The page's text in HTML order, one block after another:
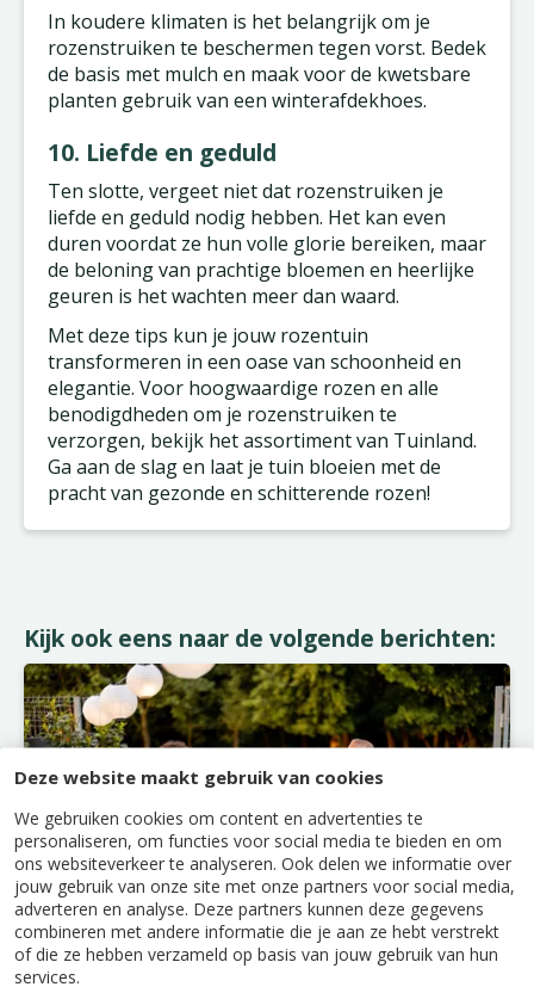
Deze website maakt gebruik van cookies
We gebruiken cookies om content en advertenties te
personaliseren, om functies voor social media te bieden en om
ons websiteverkeer te analyseren. Ook delen we informatie over
jouw gebruik van onze site met onze partners voor social media,
adverteren en analyse. Deze partners kunnen deze gegevens
combineren met andere informatie die je aan ze hebt verstrekt
of die ze hebben verzameld op basis van jouw gebruik van hun
services.
In koudere klimaten is het belangrijk om je
rozenstruiken te beschermen tegen vorst. Bedek
de basis met mulch en maak voor de kwetsbare
planten gebruik van een winterafdekhoes.
10. Liefde en geduld
Ten slotte, vergeet niet dat rozenstruiken je
liefde en geduld nodig hebben. Het kan even
duren voordat ze hun volle glorie bereiken, maar
de beloning van prachtige bloemen en heerlijke
geuren is het wachten meer dan waard.
Met deze tips kun je jouw rozentuin
transformeren in een oase van schoonheid en
elegantie. Voor hoogwaardige rozen en alle
benodigdheden om je rozenstruiken te
verzorgen, bekijk het assortiment van Tuinland.
Ga aan de slag en laat je tuin bloeien met de
pracht van gezonde en schitterende rozen!
Kijk ook eens naar de volgende berichten: